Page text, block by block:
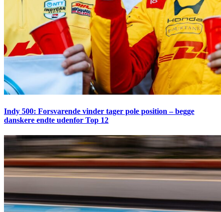
Indy 500: Forsvarende vinder tager pole position – begge
danskere endte udenfor Top 12